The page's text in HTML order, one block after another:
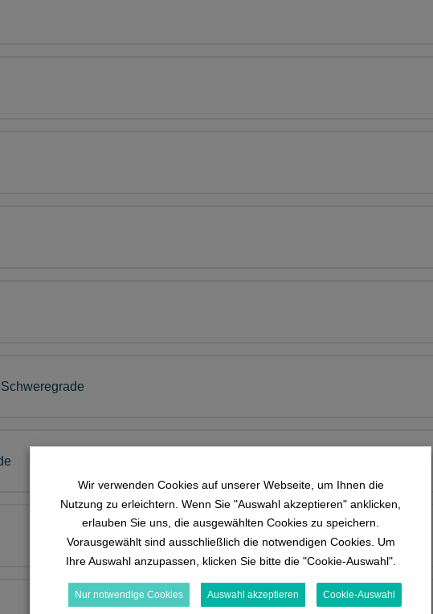
Wir verwenden Cookies auf unserer Webseite, um Ihnen die
Nutzung zu erleichtern. Wenn Sie "Auswahl akzeptieren" anklicken,
erlauben Sie uns, die ausgewählten Cookies zu speichern.
Vorausgewählt sind ausschließlich die notwendigen Cookies. Um
Ihre Auswahl anzupassen, klicken Sie bitte die "Cookie-Auswahl".
Nur notwendige Cookies Auswahl akzeptieren Cookie-Auswahl